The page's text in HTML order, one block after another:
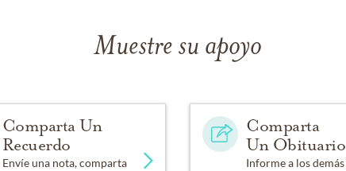
Muestre su apoyo
Comparta Un
Recuerdo
Envíe una nota, comparta
Comparta
Un Obituario
Informe a los